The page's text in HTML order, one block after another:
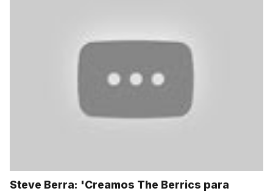
Steve Berra: 'Creamos The Berrics para